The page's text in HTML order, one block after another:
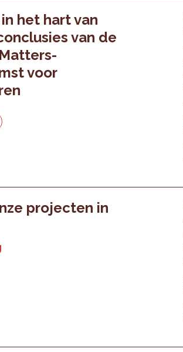
het hart van
van de
voor
projecten in